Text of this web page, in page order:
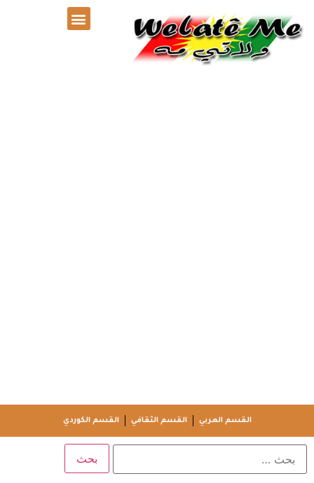
القسم العربي القسم الثقافي القسم الكوردي